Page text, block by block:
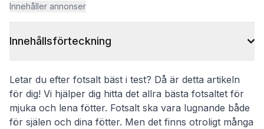
Innehåller annonser
Innehållsförteckning
Letar du efter fotsalt bäst i test? Då är detta artikeln
för dig! Vi hjälper dig hitta det allra bästa fotsaltet för
mjuka och lena fötter. Fotsalt ska vara lugnande både
för själen och dina fötter. Men det finns otroligt många